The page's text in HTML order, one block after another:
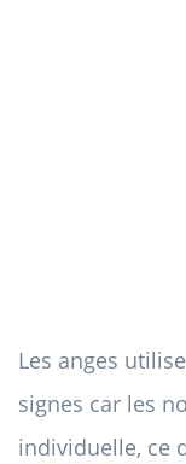
Les anges
signes car les
individuelle, ce